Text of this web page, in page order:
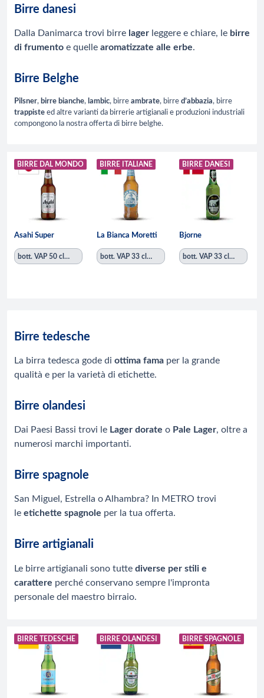
Birre danesi
Dalla Danimarca trovi birre lager leggere e chiare, le birre
di frumento e quelle aromatizzate alle erbe.
Birre Belghe
Pilsner, birre bianche, lambic, birre ambrate, birre d’abbazia, birre
trappiste ed altre varianti da birrerie artigianali e produzioni industriali
compongono la nostra offerta di birre belghe.
BIRRE DAL MONDO
Asahi Super
bott. VAP 50 cl
BIRRE ITALIANE
La Bianca Moretti
bott. VAP 33 cl
BIRRE DANESI
Bjorne
bott. VAP 33 cl
Birre tedesche
La birra tedesca gode di ottima fama per la grande
qualità e per la varietà di etichette.
Birre olandesi
Dai Paesi Bassi trovi le Lager dorate o Pale Lager, oltre a
numerosi marchi importanti.
Birre spagnole
San Miguel, Estrella o Alhambra? In METRO trovi
le etichette spagnole per la tua offerta.
Birre artigianali
Le birre artigianali sono tutte diverse per stili e
carattere perché conservano sempre l'impronta
personale del maestro birraio.
BIRRE TEDESCHE BIRRE OLANDESI BIRRE SPAGNOLE